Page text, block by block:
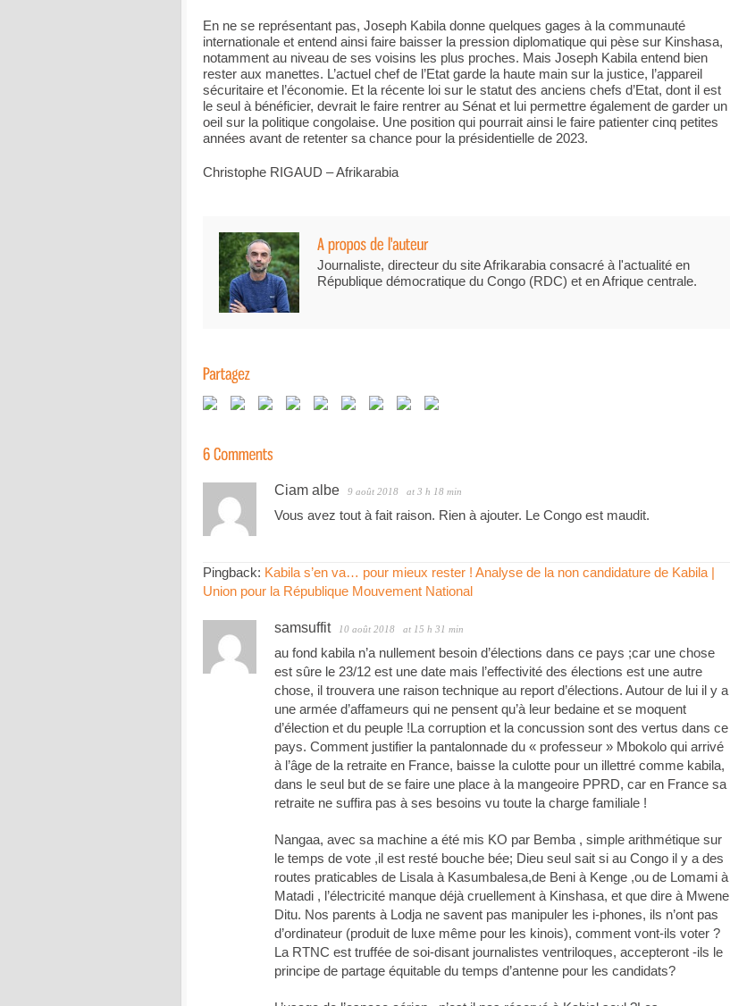
En ne se représentant pas, Joseph Kabila donne quelques gages à la communauté
internationale et entend ainsi faire baisser la pression diplomatique qui pèse sur Kinshasa,
notamment au niveau de ses voisins les plus proches. Mais Joseph Kabila entend bien
rester aux manettes. L’actuel chef de l’Etat garde la haute main sur la justice, l’appareil
sécuritaire et l’économie. Et la récente loi sur le statut des anciens chefs d’Etat, dont il est
le seul à bénéficier, devrait le faire rentrer au Sénat et lui permettre également de garder un
oeil sur la politique congolaise. Une position qui pourrait ainsi le faire patienter cinq petites
années avant de retenter sa chance pour la présidentielle de 2023.
Christophe RIGAUD – Afrikarabia
Journaliste, directeur du site Afrikarabia consacré à l'actualité en
République démocratique du Congo (RDC) et en Afrique centrale.
Ciam albe 9 août 2018 at 3 h 18 min
Vous avez tout à fait raison. Rien à ajouter. Le Congo est maudit.
Pingback: Kabila s’en va… pour mieux rester ! Analyse de la non candidature de Kabila |
Union pour la République Mouvement National
samsuffit 10 août 2018 at 15 h 31 min
au fond kabila n’a nullement besoin d’élections dans ce pays ;car une chose
est sûre le 23/12 est une date mais l’effectivité des élections est une autre
chose, il trouvera une raison technique au report d’élections. Autour de lui il y a
une armée d’affameurs qui ne pensent qu’à leur bedaine et se moquent
d’élection et du peuple !La corruption et la concussion sont des vertus dans ce
pays. Comment justifier la pantalonnade du « professeur » Mbokolo qui arrivé
à l’âge de la retraite en France, baisse la culotte pour un illettré comme kabila,
dans le seul but de se faire une place à la mangeoire PPRD, car en France sa
retraite ne suffira pas à ses besoins vu toute la charge familiale !
Nangaa, avec sa machine a été mis KO par Bemba , simple arithmétique sur
le temps de vote ,il est resté bouche bée; Dieu seul sait si au Congo il y a des
routes praticables de Lisala à Kasumbalesa,de Beni à Kenge ,ou de Lomami à
Matadi , l’électricité manque déjà cruellement à Kinshasa, et que dire à Mwene
Ditu. Nos parents à Lodja ne savent pas manipuler les i-phones, ils n’ont pas
d’ordinateur (produit de luxe même pour les kinois), comment vont-ils voter ?
La RTNC est truffée de soi-disant journalistes ventriloques, accepteront -ils le
principe de partage équitable du temps d’antenne pour les candidats?